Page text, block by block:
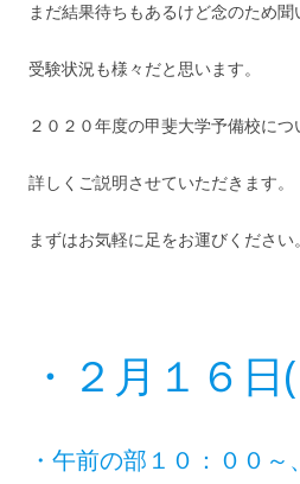
まだ結果待ちもあるけど念のため聞
受験状況も様々だと思います。
２０２０年度の甲斐大学予備校につ
詳しくご説明させていただきます。
まずはお気軽に足をお運びください。
・２月１６日
・午前の部１０：００